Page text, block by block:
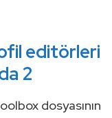
editörleri
2
dosyasının